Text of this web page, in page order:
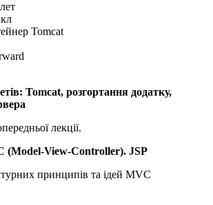
Tomcat
Tomcat, розгортання додатку,
лекції.
(Model-View-Controller). JSP
принципів та ідей MVC